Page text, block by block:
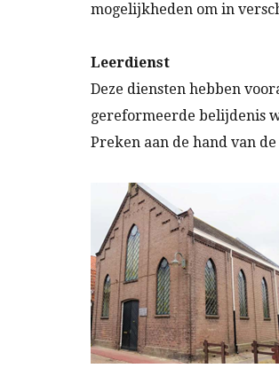
mogelijkheden om in
Leerdienst
Deze diensten hebben
gereformeerde belijdenis
Preken aan de hand van